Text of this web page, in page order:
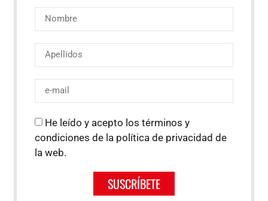
He leído y acepto los términos y
condiciones de la política de privacidad de
la web.
SUSCRÍBETE